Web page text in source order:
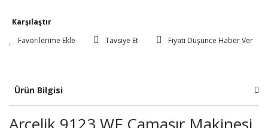
Karşılaştır
Tavsiye Et
Fiyatı Düşünce Haber Ver
Ürün Bilgisi